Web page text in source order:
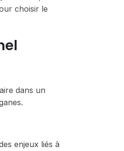
choisir le
dans un
enjeux liés à